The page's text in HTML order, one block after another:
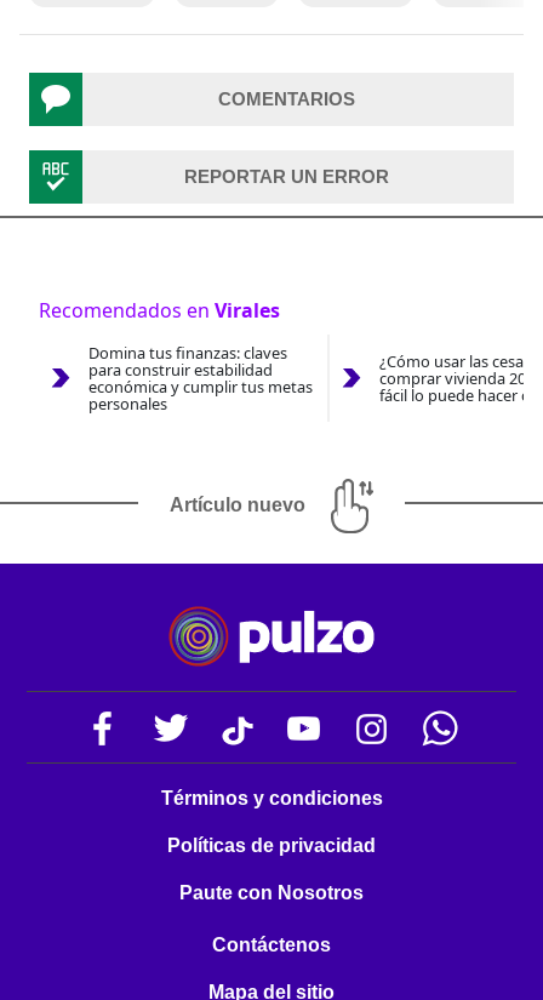
COMENTARIOS
REPORTAR UN ERROR
Recomendados en Virales
Domina tus finanzas: claves
para construir estabilidad
económica y cumplir tus metas
personales
¿Cómo usar las
comprar vivienda
fácil lo puede hacer
Artículo nuevo
Términos y condiciones
Políticas de privacidad
Paute con Nosotros
Contáctenos
Mapa del sitio